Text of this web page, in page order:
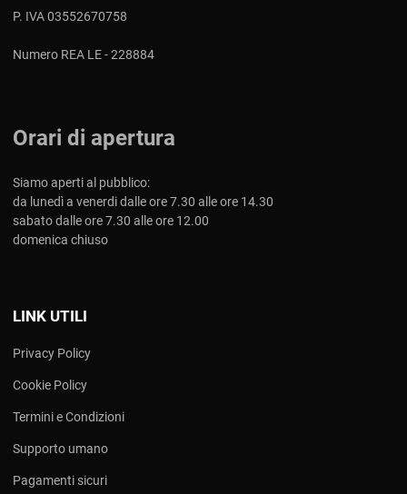
P. IVA 03552670758
Numero REA LE - 228884
Orari di apertura
Siamo aperti al pubblico:
da lunedì a venerdi dalle ore 7.30 alle ore 14.30
sabato dalle ore 7.30 alle ore 12.00
domenica chiuso
LINK UTILI
Privacy Policy
Cookie Policy
Termini e Condizioni
Supporto umano
Pagamenti sicuri